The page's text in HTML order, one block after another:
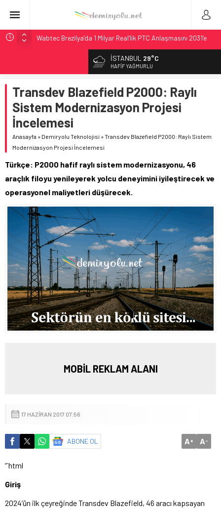
Wabtec Brezilya’da 1 Milyar Real’lik PTC Anlaşmasını 2031’e
ABD’de CREATE Programı 72,4 Milyon Dolarlık Alt Geçidi
Ukrayna’da Yolcu Trenine İHA Saldırısı: Zamanında Tahliye
Faciayı Önledi
DB Modernizasyon Programı: 70. İstasyona Ulaşıldı
Utah’ta 31 Milyon Dolarlık Proje Trafik Çilesini Bitiriyor
İSTANBUL 29°C
HAFIF YAĞMURLU
Transdev Blazefield P2000: Raylı
Sistem Modernizasyon Projesi
İncelemesi
Anasayfa » Demiryolu Teknolojisi »Transdev Blazefield P2000: Raylı Sistem
Modernizasyon Projesi İncelemesi
Türkçe: P2000 hafif raylı sistem modernizasyonu, 46
araçlık filoyu yenileyerek yolcu deneyimini iyileştirecek ve
operasyonel maliyetleri düşürecek.
MOBİL REKLAM ALANI
17 HAZIRAN 2017 07:56
ABONE OL A+ A-
“`html
Giriş
2024’ün ilk çeyreğinde Transdev Blazefield, 46 aracı kapsayan